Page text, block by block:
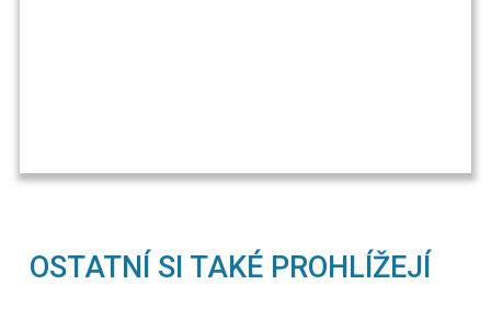
OSTATNÍ SI TAKÉ PROHLÍŽEJÍ